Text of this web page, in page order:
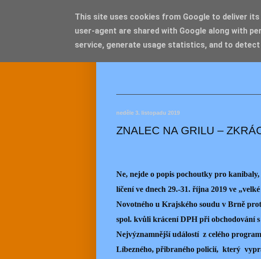
JEMELIK
neděle 3. listopadu 2019
ZNALEC NA GRILU –
Ne, nejde o popis pochoutky pro
líčení ve dnech 29.-31. října 2019 ve
Novotného u Krajského soudu v Brně
spol. kvůli krácení DPH při obchodování
Nejvýznamnější událostí z celého
Líbezného, přibraného policií, který
This site uses cookies from Google to deliver
user-agent are shared with Google along with
service, generate usage statistics, and to detect